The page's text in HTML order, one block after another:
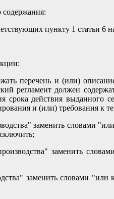
содержания:
пункту 1 статьи 6
перечень и (или)
регламент должен
срока действия выданного
и (или) требования
заменить словами
заменить
заменить словами